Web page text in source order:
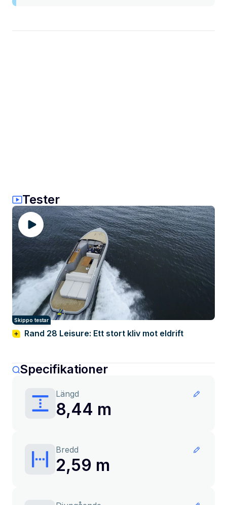
Tester
Skippo testar
Rand 28 Leisure: Ett stort kliv mot eldrift
Specifikationer
Längd
8,44 m
Bredd
2,59 m